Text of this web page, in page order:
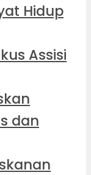
Hidup
Assisi
dan